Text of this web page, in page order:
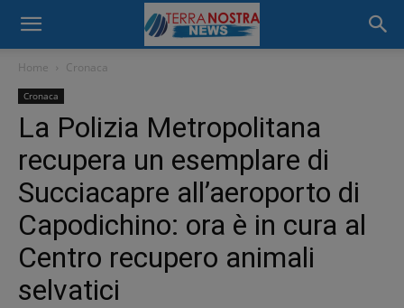
Home Cronaca
Cronaca
La Polizia Metropolitana
recupera un esemplare di
Succiacapre all’aeroporto di
Capodichino: ora è in cura al
Centro recupero animali
selvatici